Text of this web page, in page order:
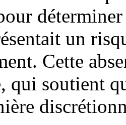
un
Cette
qui soutient